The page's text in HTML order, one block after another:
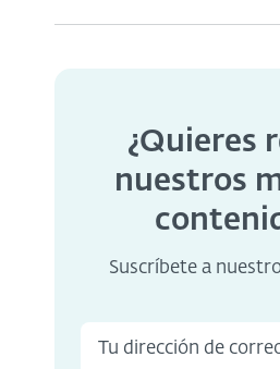
¿Quieres
nuestros
Suscríbete a